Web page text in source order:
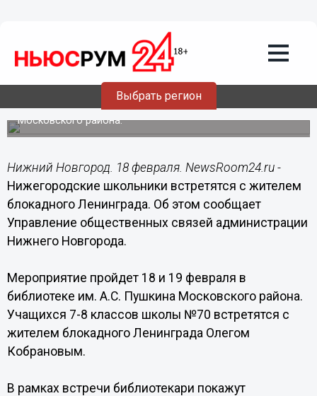
Выбрать регион
Нижегородские школьники встретятся
с жителем блокадного Ленинграда 18
февраля
Мероприятие пройдет в библиотеке им. А.С. Пушкина
Московского района.
Нижний Новгород. 18 февраля. NewsRoom24.ru -
Нижегородские школьники встретятся с жителем
блокадного Ленинграда. Об этом сообщает
Управление общественных связей администрации
Нижнего Новгорода.
Мероприятие пройдет 18 и 19 февраля в
библиотеке им. А.С. Пушкина Московского района.
Учащихся 7-8 классов школы №70 встретятся с
жителем блокадного Ленинграда Олегом
Кобрановым.
В рамках встречи библиотекари покажут